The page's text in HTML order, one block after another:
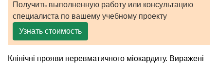
Получить выполненную работу или консультацию
специалиста по вашему учебному проекту
Узнать стоимость
Клінічні прояви неревматичного міокардиту. Виражені